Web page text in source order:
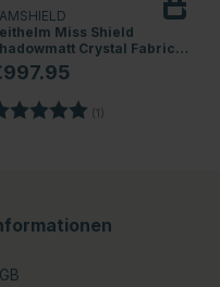
Miss Shield
Crystal Fabric
Marineblau
(1)